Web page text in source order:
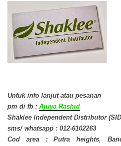
Untuk info lanjut atau pesanan
pm di fb : Ajuya Rashid
Shaklee Independent Distributor (SID
sms/ whatsapp : 012-6102263
Cod area : Putra heights,